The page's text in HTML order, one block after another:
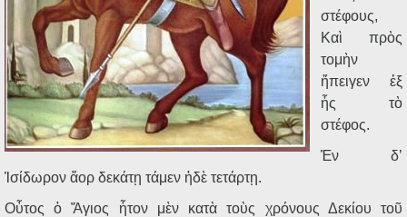
στέφους,
Καὶ πρὸς
τομὴν
ἤπειγεν ἐξ
ἧς τὸ
στέφος.
Ἐν δ’
Ἰσίδωρον ἄορ δεκάτῃ τάμεν ἠδὲ τετάρτῃ.
Οὗτος ὁ Ἅγιος ἦτον μὲν κατὰ τοὺς χρόνους Δεκίου τοῦ